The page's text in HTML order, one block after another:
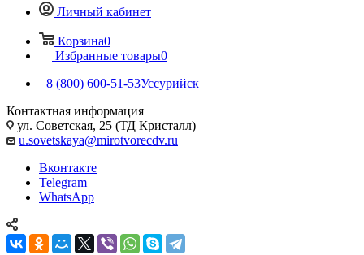
Личный кабинет
Корзина0
Избранные товары0
8 (800) 600-51-53Уссурийск
Контактная информация
ул. Советская, 25 (ТД Кристалл)
u.sovetskaya@mirotvorecdv.ru
Вконтакте
Telegram
WhatsApp